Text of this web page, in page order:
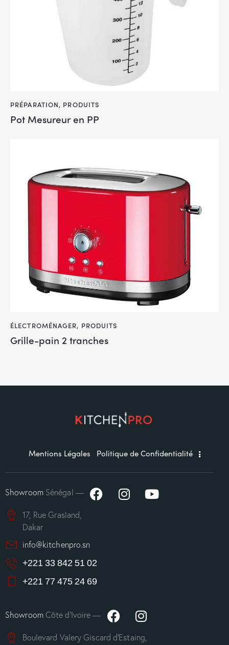
PRÉPARATION, PRODUITS
Pot Mesureur en PP
ÉLECTROMÉNAGER, PRODUITS
Grille-pain 2 tranches
Mentions Légales Politique de Confidentialité
ShowroomSénégal —
17, Rue Grasland,
Dakar
info@kitchenpro.sn
+221 33 842 51 02
+221 77 475 24 69
ShowroomCôte d’Ivoire —
Boulevard Valery Giscard d’Estaing,